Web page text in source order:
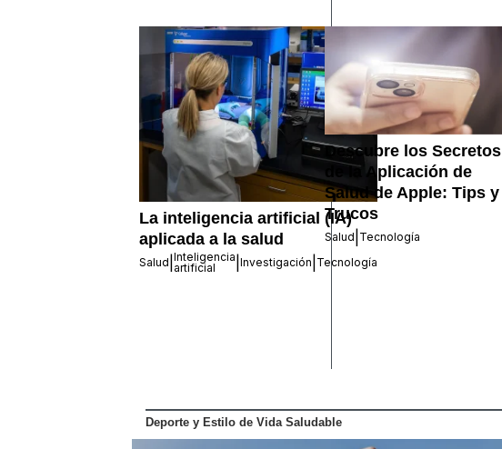
La inteligencia artificial (IA)
aplicada a la salud
Salud Inteligencia
artificial
Investigación Tecnología
Descubre los Secretos
de la Aplicación de
Salud de Apple: Tips y
Trucos
Salud Tecnología
Deporte y Estilo de Vida Saludable